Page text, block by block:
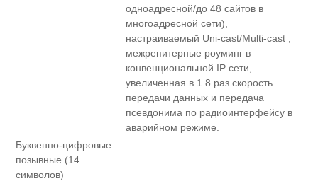
одноадресной/до 48 сайтов в
многоадресной сети),
настраиваемый Uni-cast/Multi-cast ,
межрепитерные роуминг в
конвенциональной IP сети,
увеличенная в 1.8 раз скорость
передачи данных и передача
псевдонима по радиоинтерфейсу в
аварийном режиме.
Буквенно-цифровые
позывные (14
символов)